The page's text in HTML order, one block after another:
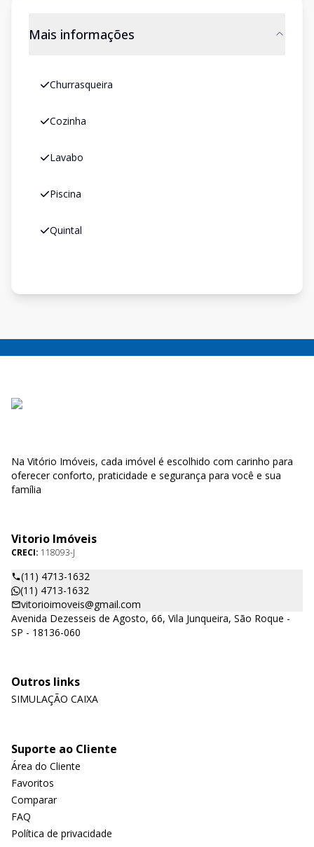
Mais informações
Churrasqueira
Cozinha
Lavabo
Piscina
Quintal
Na Vitório Imóveis, cada imóvel é escolhido com carinho para
oferecer conforto, praticidade e segurança para você e sua
família
Vitorio Imóveis
CRECI: 118093-J
(11) 4713-1632
(11) 4713-1632
vitorioimoveis@gmail.com
Avenida Dezesseis de Agosto, 66, Vila Junqueira, São Roque -
SP - 18136-060
Outros links
SIMULAÇÃO CAIXA
Suporte ao Cliente
Área do Cliente
Favoritos
Comparar
FAQ
Política de privacidade